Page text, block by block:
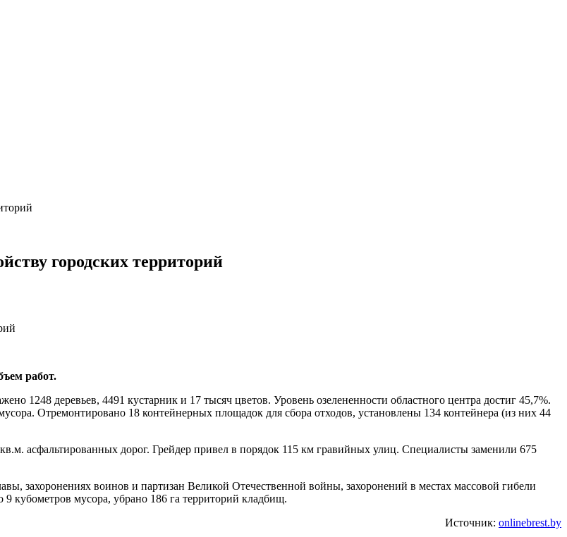
городских территорий
работ.
1248 деревьев, 4491 кустарник и 17 тысяч цветов. Уровень озелененности областного центра достиг 45,7%.
Отремонтировано 18 контейнерных площадок для сбора отходов, установлены 134 контейнера (из них 44
асфальтированных дорог. Грейдер привел в порядок 115 км гравийных улиц. Специалисты заменили 675
захоронениях воинов и партизан Великой Отечественной войны, захоронений в местах массовой гибели
кубометров мусора, убрано 186 га территорий кладбищ.
Источник: onlinebrest.by